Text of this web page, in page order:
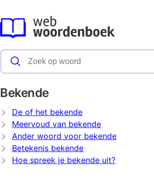
Bekende
De of het bekende
Meervoud van bekende
Ander woord voor bekende
Betekenis bekende
Hoe spreek je bekende uit?